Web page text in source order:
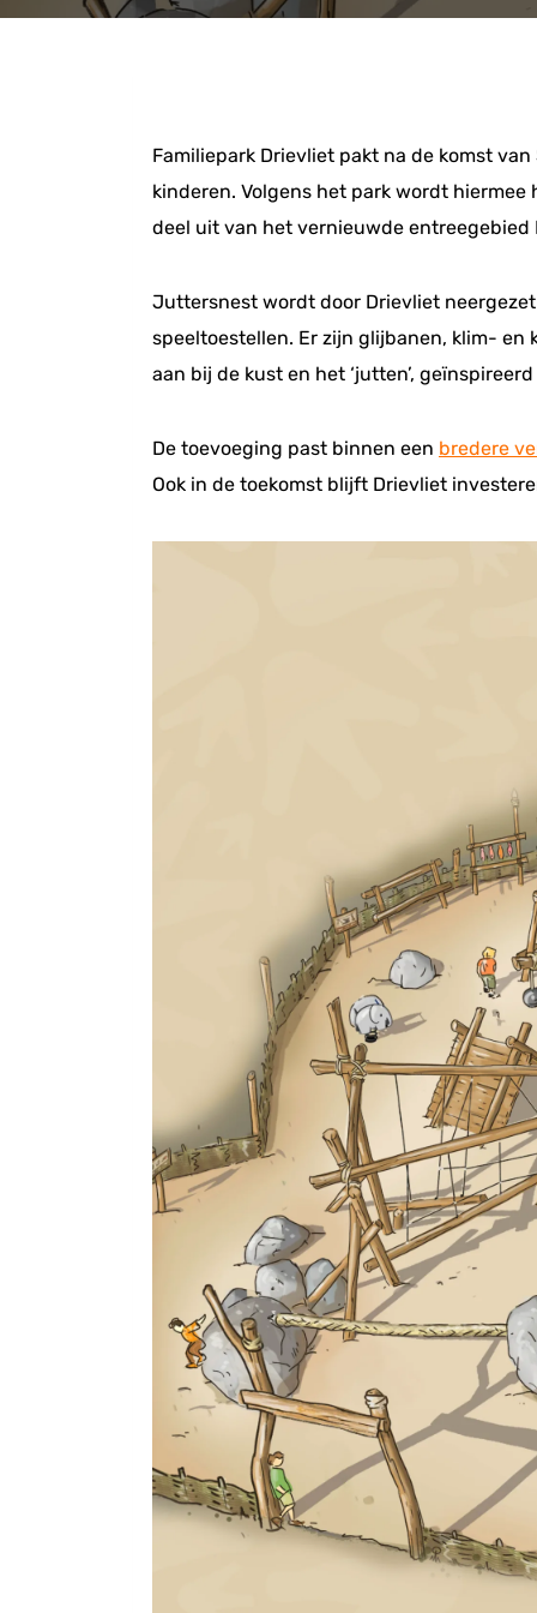
Familiepark Drievliet pakt na de komst
kinderen. Volgens het park wordt
deel uit van het vernieuwde entreegebied
Juttersnest wordt door Drievliet
speeltoestellen. Er zijn glijbanen, klim-
aan bij de kust en het ‘jutten’,
De toevoeging past binnen een bredere
Ook in de toekomst blijft Drievliet